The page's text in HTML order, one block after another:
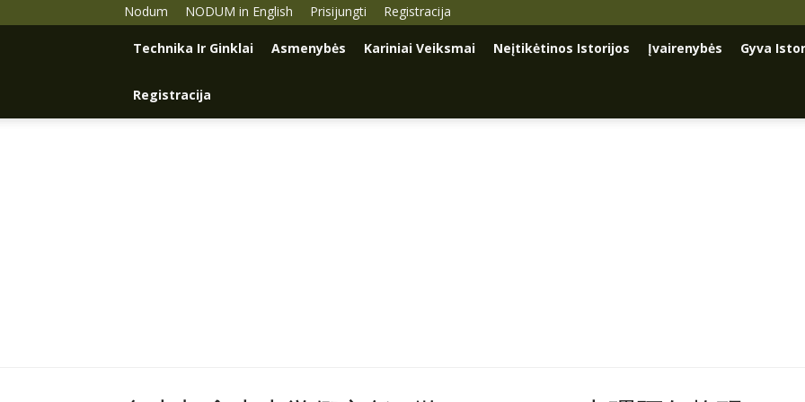
Nodum NODUM in English Prisijungti Registracija
Technika Ir Ginklai Asmenybės Kariniai Veiksmai Neįtikėtinos Istorijos Įvairenybės Gyva
Registracija